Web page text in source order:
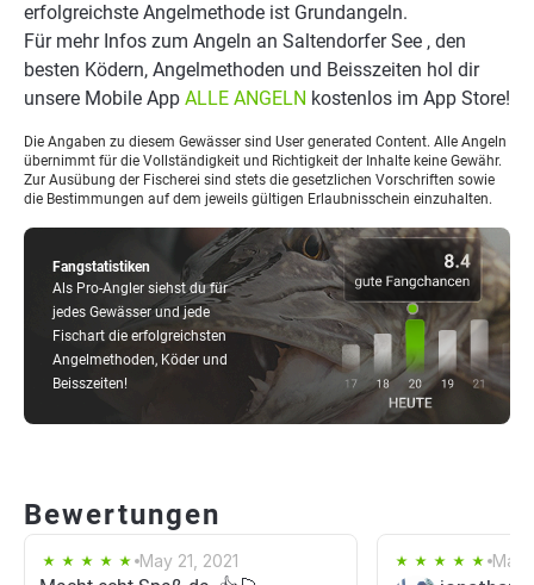
Fangstatistiken
Als Pro-Angler siehst du für
jedes Gewässer und jede
Fischart die erfolgreichsten
Angelmethoden, Köder und
Beisszeiten!
erfolgreichste Angelmethode ist Grundangeln.
Für mehr Infos zum Angeln an Saltendorfer See , den
besten Ködern, Angelmethoden und Beisszeiten hol dir
unsere Mobile App ALLE ANGELN kostenlos im App Store!
Die Angaben zu diesem Gewässer sind User generated Content. Alle Angeln
übernimmt für die Vollständigkeit und Richtigkeit der Inhalte keine Gewähr.
Zur Ausübung der Fischerei sind stets die gesetzlichen Vorschriften sowie
die Bestimmungen auf dem jeweils gültigen Erlaubnisschein einzuhalten.
Bewertungen
May 21, 2021 May